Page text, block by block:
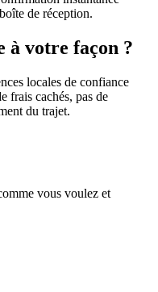
de réception.
à votre façon ?
locales de confiance
frais cachés, pas de
du trajet.
vous voulez et